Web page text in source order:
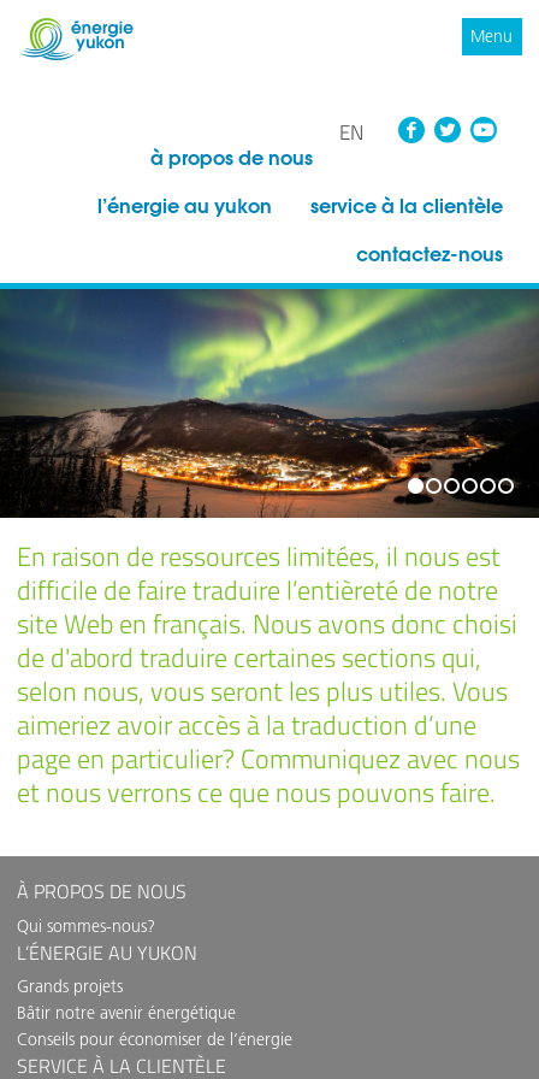
Menu
EN
à propos de nous
l’énergie au yukon
service à la clientèle
contactez-nous
1 2 4 5 6
En raison de ressources limitées, il nous est
difficile de faire traduire l’entièreté de notre
site Web en français. Nous avons donc choisi
de d'abord traduire certaines sections qui,
selon nous, vous seront les plus utiles. Vous
aimeriez avoir accès à la traduction d’une
page en particulier? Communiquez avec nous
et nous verrons ce que nous pouvons faire.
À PROPOS DE NOUS
Qui sommes-nous?
L’ÉNERGIE AU YUKON
Grands projets
Bâtir notre avenir énergétique
Conseils pour économiser de l’énergie
SERVICE À LA CLIENTÈLE